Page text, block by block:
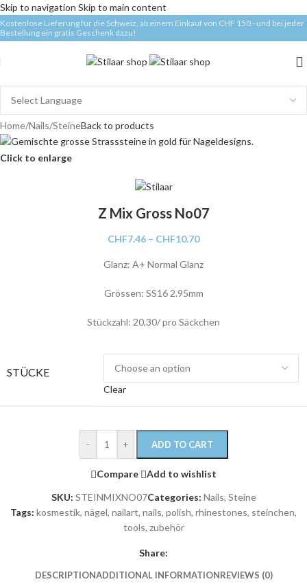
Skip to navigation Skip to main content
Kostenlose Lieferung für die Schweiz, ab einem Einkauf von CHF 150.- und bei jeder
Bestellung ein gratis Geschenk dazu!
Home/Nails/SteineBack to products
Click to enlarge
Z Mix Gross No07
CHF7.46 – CHF10.70
Glanz: A+ Normal Glanz
Grössen: SS16 2.95mm
Stückzahl: 20,30/ pro Säckchen
STÜCKE
Clear
- + ADD TO CART
Compare
Add to wishlist
SKU: STEINMIXNO07Categories: Nails, Steine
Tags: kosmestik, nägel, nailart, nails, polish, rhinestones, steinchen,
tools, zubehör
Share:
DESCRIPTIONADDITIONAL INFORMATIONREVIEWS (0)